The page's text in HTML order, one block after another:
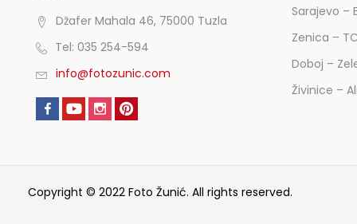
Džafer Mahala 46, 75000 Tuzla
Tel: 035 254-594
info@fotozunic.com
Sarajevo –
Zenica –
Doboj –
Živinice –
Copyright © 2022 Foto Žunić. All rights reserved.